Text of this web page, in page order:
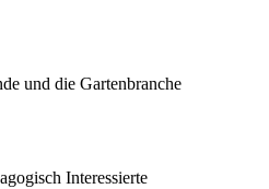
und die Gartenbranche
Interessierte